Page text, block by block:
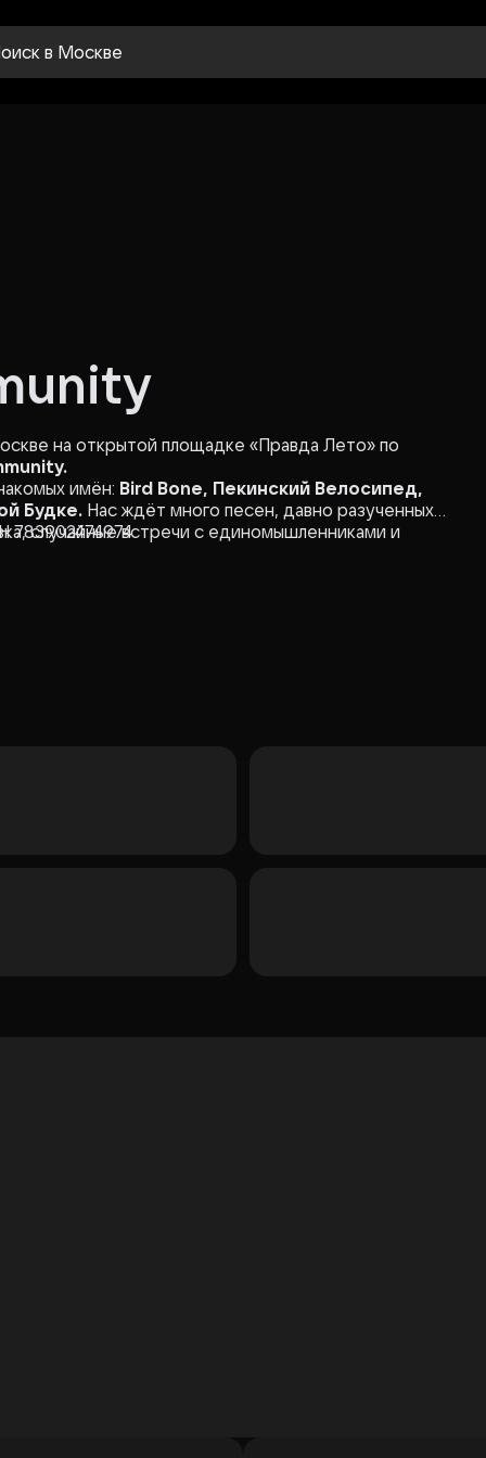
в Москве
на открытой площадке «Правда Лето» по
имён: Bird Bone, Пекинский Велосипед,
Будке. Нас ждёт много песен, давно разученных
случайные встречи с единомышленниками и
783902474974